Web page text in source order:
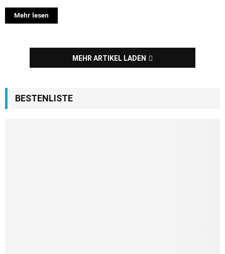
Mehr lesen
MEHR ARTIKEL LADEN
BESTENLISTE